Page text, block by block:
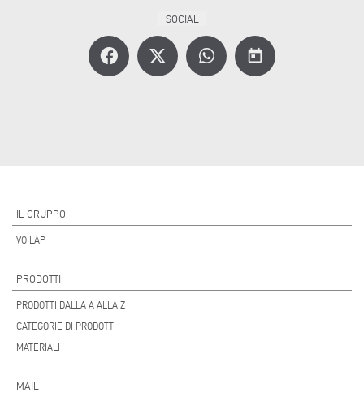
today
IL GRUPPO
VOILÀP
PRODOTTI
PRODOTTI DALLA A ALLA Z
CATEGORIE DI PRODOTTI
MATERIALI
MAIL